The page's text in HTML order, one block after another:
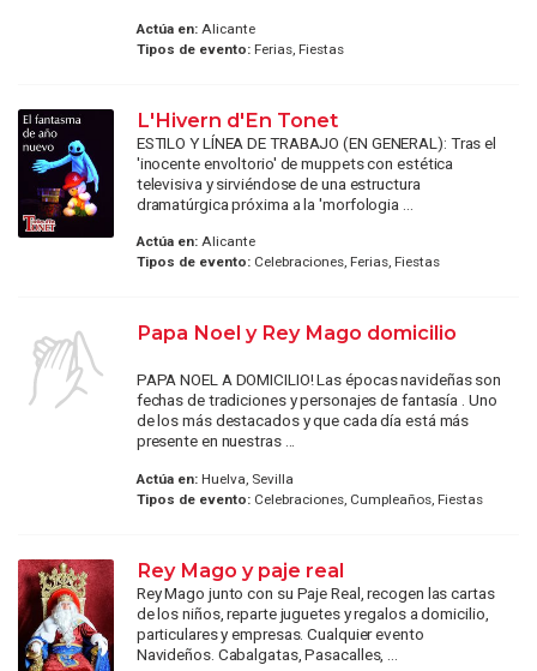
Actúa en:Alicante
Tipos de evento:Ferias, Fiestas
L'Hivern d'En Tonet
ESTILO Y LÍNEA DE TRABAJO (EN GENERAL): Tras el
'inocente envoltorio' de muppets con estética
televisiva y sirviéndose de una estructura
dramatúrgica próxima a la 'morfologia ...
Actúa en:Alicante
Tipos de evento:Celebraciones, Ferias, Fiestas
Papa Noel y Rey Mago domicilio
PAPA NOEL A DOMICILIO! Las épocas navideñas son
fechas de tradiciones y personajes de fantasía . Uno
de los más destacados y que cada día está más
presente en nuestras ...
Actúa en:Huelva, Sevilla
Tipos de evento:Celebraciones, Cumpleaños, Fiestas
Rey Mago y paje real
Rey Mago junto con su Paje Real, recogen las cartas
de los niños, reparte juguetes y regalos a domicilio,
particulares y empresas. Cualquier evento
Navideños. Cabalgatas, Pasacalles, ...